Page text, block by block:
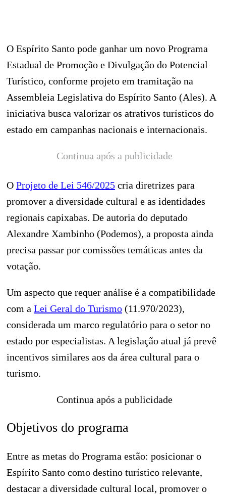
O Espírito Santo pode ganhar um novo Programa
Estadual de Promoção e Divulgação do Potencial
Turístico, conforme projeto em tramitação na
Assembleia Legislativa do Espírito Santo (Ales). A
iniciativa busca valorizar os atrativos turísticos do
estado em campanhas nacionais e internacionais.
Continua após a publicidade
O Projeto de Lei 546/2025 cria diretrizes para
promover a diversidade cultural e as identidades
regionais capixabas. De autoria do deputado
Alexandre Xambinho (Podemos), a proposta ainda
precisa passar por comissões temáticas antes da
votação.
Um aspecto que requer análise é a compatibilidade
com a Lei Geral do Turismo (11.970/2023),
considerada um marco regulatório para o setor no
estado por especialistas. A legislação atual já prevê
incentivos similares aos da área cultural para o
turismo.
Continua após a publicidade
Objetivos do programa
Entre as metas do Programa estão: posicionar o
Espírito Santo como destino turístico relevante,
destacar a diversidade cultural local, promover o